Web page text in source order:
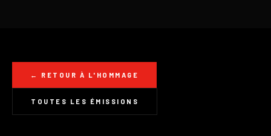
← RETOUR À L'HOMMAGE
TOUTES LES ÉMISSIONS